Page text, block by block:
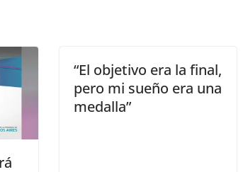
“El objetivo era la final,
pero mi sueño era una
medalla”